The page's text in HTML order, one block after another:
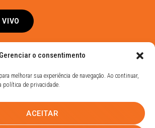
Gerenciar o consentimento
melhorar sua experiência de navegação. Ao continuar,
política de privacidade.
ACEITAR
VIVO
Política de Privacidade